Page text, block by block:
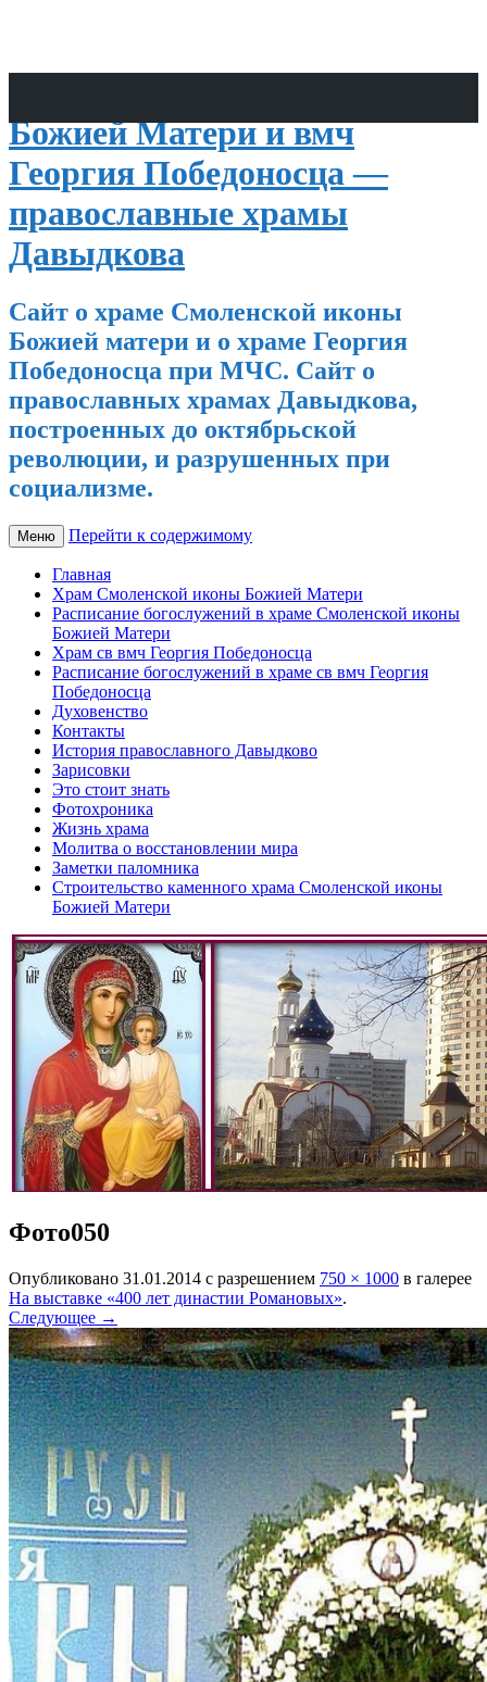
Божией Матери и вмч
Георгия Победоносца —
православные храмы
Давыдкова
Сайт о храме Смоленской иконы
Божией матери и о храме Георгия
Победоносца при МЧС. Сайт о
православных храмах Давыдкова,
построенных до октябрьской
революции, и разрушенных при
социализме.
Меню Перейти к содержимому
Главная
Храм Смоленской иконы Божией Матери
Расписание богослужений в храме Смоленской иконы
Божией Матери
Храм св вмч Георгия Победоносца
Расписание богослужений в храме св вмч Георгия
Победоносца
Духовенство
Контакты
История православного Давыдково
Зарисовки
Это стоит знать
Фотохроника
Жизнь храма
Молитва о восстановлении мира
Заметки паломника
Строительство каменного храма Смоленской иконы
Божией Матери
Фото050
Опубликовано 31.01.2014 с разрешением 750 × 1000 в галерее
На выставке «400 лет династии Романовых».
Следующее →